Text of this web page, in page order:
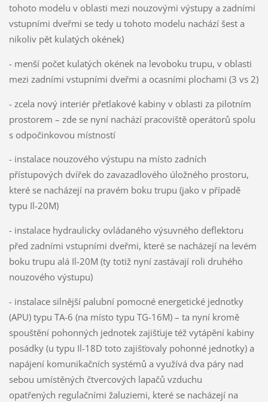
tohoto modelu v oblasti mezi nouzovými výstupy a zadními
vstupními dveřmi se tedy u tohoto modelu nachází šest a
nikoliv pět kulatých okének)
- menší počet kulatých okének na levoboku trupu, v oblasti
mezi zadními vstupními dveřmi a ocasními plochami (3 vs 2)
- zcela nový interiér přetlakové kabiny v oblasti za pilotním
prostorem – zde se nyní nachází pracoviště operátorů spolu
s odpočinkovou místností
- instalace nouzového výstupu na místo zadních
přístupových dvířek do zavazadlového úložného prostoru,
které se nacházejí na pravém boku trupu (jako v případě
typu Il-20M)
- instalace hydraulicky ovládaného výsuvného deflektoru
před zadními vstupními dveřmi, které se nacházejí na levém
boku trupu alá Il-20M (ty totiž nyní zastávají roli druhého
nouzového výstupu)
- instalace silnější palubní pomocné energetické jednotky
(APU) typu TA-6 (na místo typu TG-16M) – ta nyní kromě
spouštění pohonných jednotek zajišťuje též vytápění kabiny
posádky (u typu Il-18D toto zajišťovaly pohonné jednotky) a
napájení komunikačních systémů a využívá dva páry nad
sebou umístěných čtvercových lapačů vzduchu
opatřených regulačními žaluziemi, které se nacházejí na